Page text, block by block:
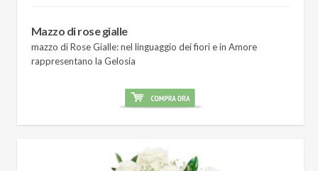
Mazzo di rose gialle
mazzo di Rose Gialle: nel linguaggio dei fiori e in Amore
rappresentano la Gelosia